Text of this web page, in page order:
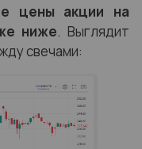
цены акции на
ниже. Выглядит
свечами: